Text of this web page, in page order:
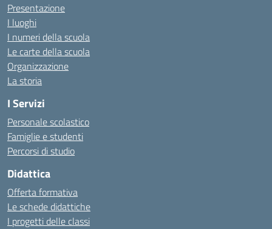
Presentazione
I luoghi
I numeri della scuola
Le carte della scuola
Organizzazione
La storia
I Servizi
Personale scolastico
Famiglie e studenti
Percorsi di studio
Didattica
Offerta formativa
Le schede didattiche
I progetti delle classi